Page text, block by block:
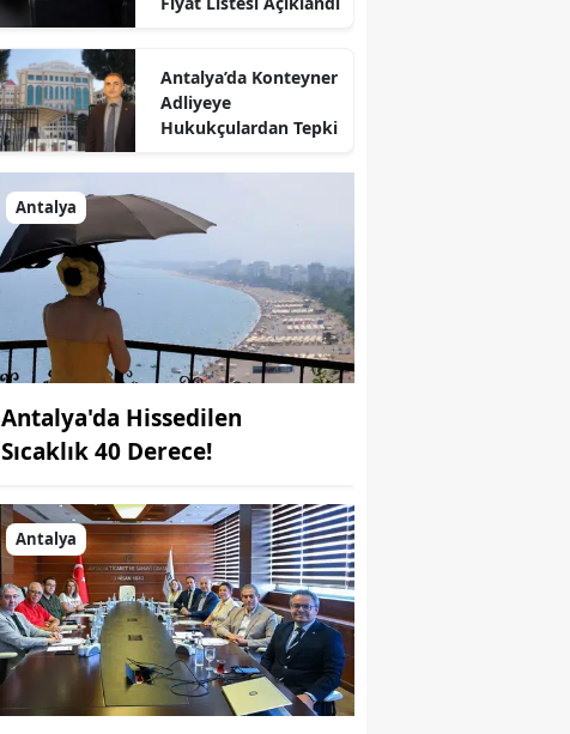
Antalya’da Konteyner
Adliyeye
Hukukçulardan Tepki
Antalya
Antalya'da Hissedilen
Sıcaklık 40 Derece!
Antalya